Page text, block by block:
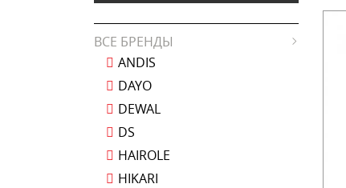
ВСЕ БРЕНДЫ
ANDIS
DAYO
DEWAL
DS
HAIROLE
HIKARI